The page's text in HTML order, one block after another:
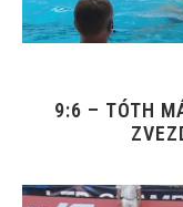
9:6 – TÓTH